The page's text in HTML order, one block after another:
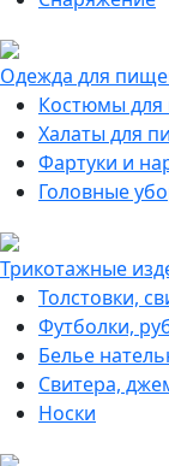
Одежда для
Костюмы
Халаты для
Фартуки и
Головные
Трикотажные
Толстовки,
Футболки,
Белье
Свитера,
Носки